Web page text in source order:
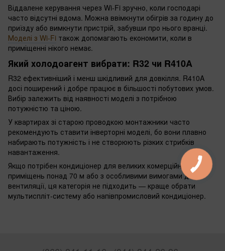
Віддалене керування через Wi-Fi зручно, коли господарі
часто відсутні вдома. Можна ввімкнути обігрів за годину до
приїзду або вимкнути пристрій, забувши про нього вранці.
Моделі з Wi-Fi також допомагають економити, коли в
приміщенні нікого немає.
Який холодоагент вибрати: R32 чи R410A
R32 ефективніший і менш шкідливий для довкілля. R410A
досі поширений і добре працює в більшості побутових умов.
Вибір залежить від наявності моделі з потрібною
потужністю та ціною.
У квартирах зі старою проводкою монтажники часто
рекомендують ставити інверторні моделі, бо вони плавно
набирають потужність і не створюють різких стрибків
навантаження.
Якщо потрібен кондиціонер для великих комерційних
приміщень понад 70 м або з особливими вимогами до
вентиляції, ця категорія не підходить — краще обрати
мультиспліт-систему або напівпромисловий кондиціонер.